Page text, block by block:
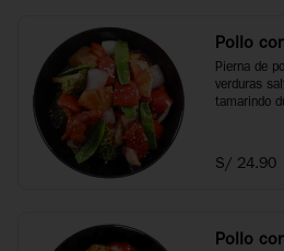
Pollo
Pierna de
verduras
tamarindo
S/ 24.90
Pollo